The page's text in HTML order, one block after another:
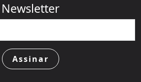
Newsletter